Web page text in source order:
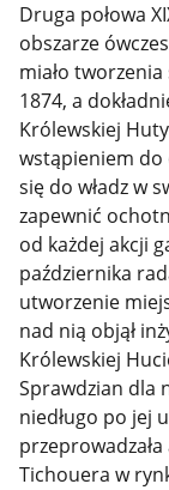
Druga połowa
obszarze
miało
1874, a
Królewskiej
wstąpieniem do
się do władz w
zapewnić
od każdej akcji
października
utworzenie
nad nią objął
Królewskiej
Sprawdzian dla
niedługo po jej
Tichouera w